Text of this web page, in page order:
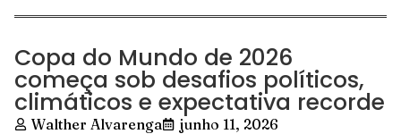
Copa do Mundo de 2026
começa sob desafios políticos,
climáticos e expectativa recorde
Walther Alvarenga
junho 11, 2026